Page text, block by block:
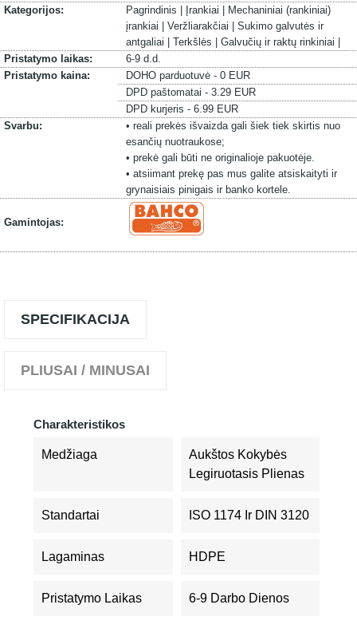
Kategorijos:
Pagrindinis | Įrankiai |
Mechaniniai (rankiniai)
įrankiai | Veržliarakčiai | Sukimo galvutės ir
antgaliai | Terkšlės | Galvučių ir raktų rinkiniai |
Pristatymo laikas:
6-9 d.d.
Pristatymo kaina:
DOHO parduotuvė - 0 EUR
DPD paštomatai - 3.29 EUR
DPD kurjeris - 6.99 EUR
Svarbu:
• reali prekės išvaizda gali šiek tiek skirtis nuo
esančių nuotraukose;
• prekė gali būti ne originalioje pakuotėje.
• atsiimant prekę pas mus galite atsiskaityti ir
grynaisiais pinigais ir banko kortele.
Gamintojas:
SPECIFIKACIJA
PLIUSAI / MINUSAI
Charakteristikos
Medžiaga
Aukštos Kokybės
Legiruotasis Plienas
Standartai ISO 1174 Ir DIN 3120
Lagaminas HDPE
Pristatymo Laikas 6-9 Darbo Dienos